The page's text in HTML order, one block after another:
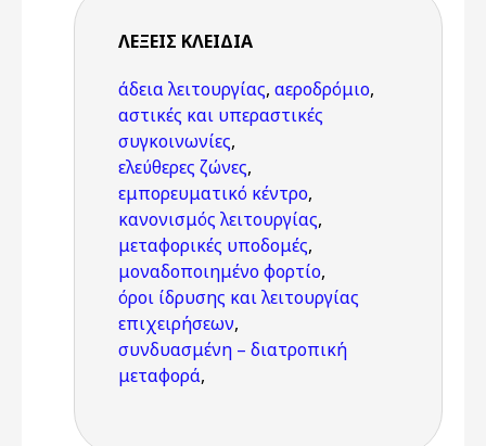
ΛΈΞΕΙΣ KΛΕΙΔΙΆ
άδεια λειτουργίας, αεροδρόμιο,
αστικές και υπεραστικές
συγκοινωνίες,
ελεύθερες ζώνες,
εμπορευματικό κέντρο,
κανονισμός λειτουργίας,
μεταφορικές υποδομές,
μοναδοποιημένο φορτίο,
όροι ίδρυσης και λειτουργίας
επιχειρήσεων,
συνδυασμένη – διατροπική
μεταφορά,